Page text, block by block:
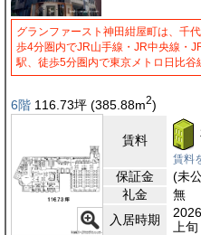
グランファースト神田紺屋町は、千
歩4分圏内でJR山手線・JR中央線・
駅、徒歩5分圏内で東京メトロ日比
6階 116.73坪 (385.88m2)
賃料
賃料
保証金
(未
礼金
無
入居時期
上旬